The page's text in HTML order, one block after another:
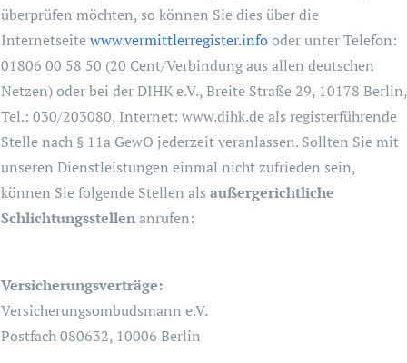
überprüfen möchten, so können Sie dies über die
Internetseitewww.vermittlerregister.infooder unter Telefon:
01806 00 58 50 (20 Cent/Verbindung aus allen deutschen
Netzen) oder bei der DIHK e.V., Breite Straße 29, 10178 Berlin,
Tel.: 030/203080, Internet: www.dihk.de als registerführende
Stelle nach § 11a GewO jederzeit veranlassen. Sollten Sie mit
unseren Dienstleistungen einmal nicht zufrieden sein,
können Sie folgende Stellen als außergerichtliche
Schlichtungsstellenanrufen:
Versicherungsverträge:
Versicherungsombudsmann e.V.
Postfach 080632, 10006 Berlin